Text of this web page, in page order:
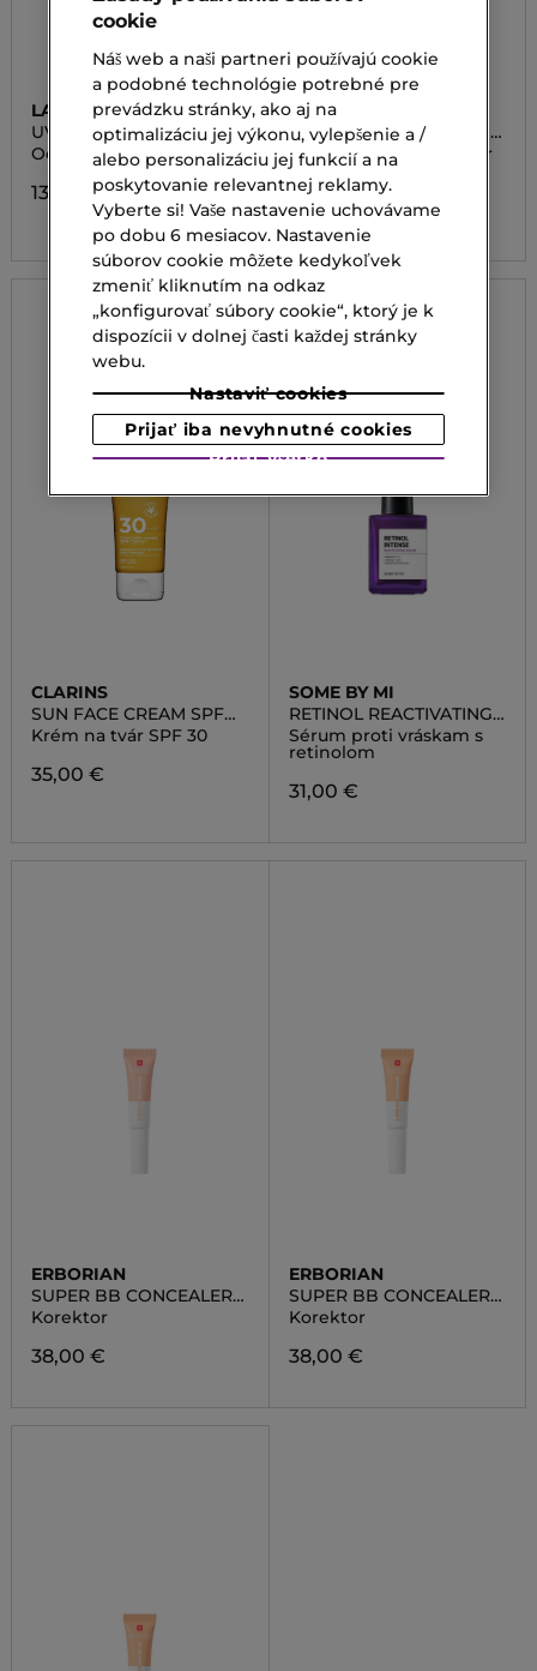
LA MER
UV PROTECTING FLUID
SPF 50
Ochranný fluid
134,00 €
CLARINS
SUNCARE FACE CREAM
SPF30
Opaľovací krém na tvár
SPF 30
34,20 €
CLARINS
SUN FACE CREAM SPF
30
Krém na tvár SPF 30
35,00 €
SOME BY MI
RETINOL REACTIVATING
SERUM
Sérum proti vráskam s
retinolom
31,00 €
ERBORIAN
SUPER BB CONCEALER
NUDE
Korektor
38,00 €
ERBORIAN
SUPER BB CONCEALER
CLAIR
Korektor
38,00 €
cookie
Náš web a naši partneri používajú cookie
a podobné technológie potrebné pre
prevádzku stránky, ako aj na
optimalizáciu jej výkonu, vylepšenie a /
alebo personalizáciu jej funkcií a na
poskytovanie relevantnej reklamy.
Vyberte si! Vaše nastavenie uchovávame
po dobu 6 mesiacov. Nastavenie
súborov cookie môžete kedykoľvek
zmeniť kliknutím na odkaz
„konfigurovať súbory cookie“, ktorý je k
dispozícii v dolnej časti každej stránky
webu.
Nastaviť cookies
Prijať iba nevyhnutné cookies
Prijať všetko